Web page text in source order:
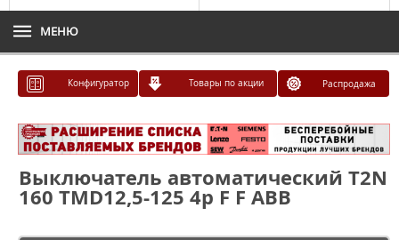
МЕНЮ
Конфигуратор Товары по акции Распродажа
Выключатель автоматический T2N
160 TMD12,5-125 4p F F ABB